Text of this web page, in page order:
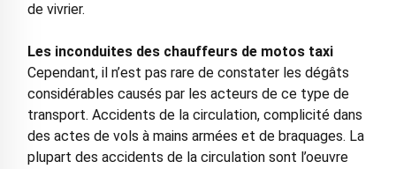
de vivrier.
Les inconduites des chauffeurs de motos taxi
Cependant, il n’est pas rare de constater les dégâts
considérables causés par les acteurs de ce type de
transport. Accidents de la circulation, complicité dans
des actes de vols à mains armées et de braquages. La
plupart des accidents de la circulation sont l’oeuvre